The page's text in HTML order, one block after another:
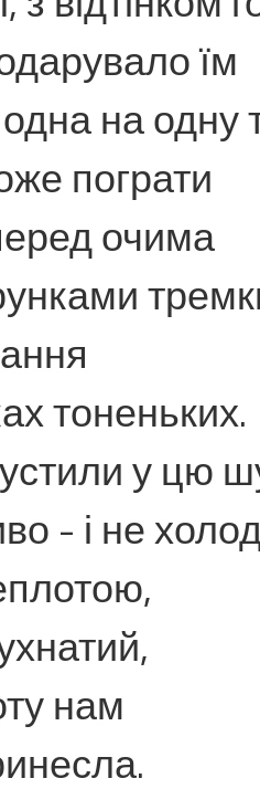
їм
на одну
пограти
очима
тоненьких.
у цю
- і не
нам